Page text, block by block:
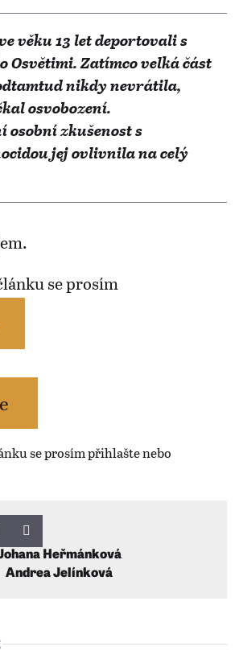
věku 13 let deportovali s
Osvětimi. Zatímco velká část
nikdy nevrátila,
osvobození.
osobní zkušenost s
jej ovlivnila na celý
se prosím
Andrea Jelínková
Heřmánková